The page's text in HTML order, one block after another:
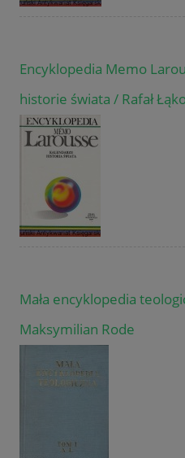
Encyklopedia Memo
historie świata / Rafał
Mała encyklopedia
Maksymilian Rode